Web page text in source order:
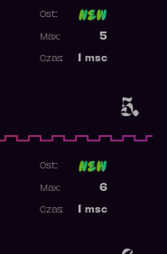
5.
Ost:
5
Max:
msc
Czas:
Ost:
6
Max:
msc
Czas: